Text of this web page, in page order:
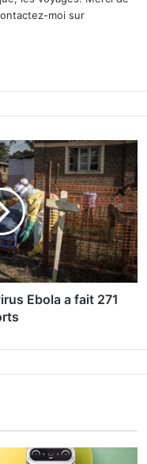
moi sur
Ebola a fait 271